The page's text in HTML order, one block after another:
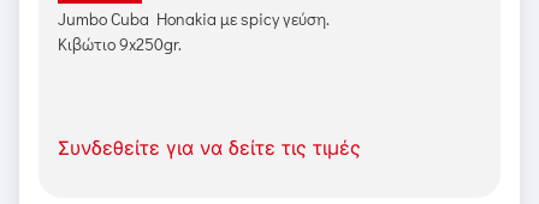
Jumbo Cuba Honakia με spicy γεύση.
Κιβώτιο 9x250gr.
Συνδεθείτε για να δείτε τις τιμές